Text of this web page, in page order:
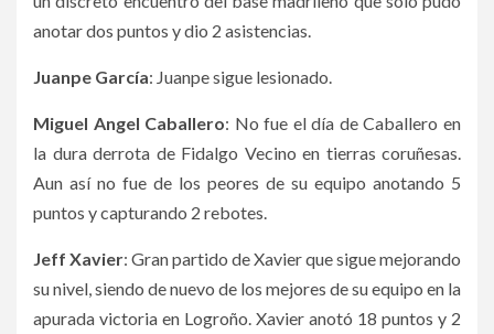
anotar dos puntos y dio 2 asistencias.
Juanpe García: Juanpe sigue lesionado.
Miguel Angel Caballero: No fue el día de Caballero en
la dura derrota de Fidalgo Vecino en tierras coruñesas.
Aun así no fue de los peores de su equipo anotando 5
puntos y capturando 2 rebotes.
Jeff Xavier: Gran partido de Xavier que sigue mejorando
su nivel, siendo de nuevo de los mejores de su equipo en la
apurada victoria en Logroño. Xavier anotó 18 puntos y 2